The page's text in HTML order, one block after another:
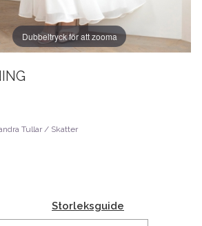
Dubbeltryck för att zooma
Tullar / Skatter
Storleksguide